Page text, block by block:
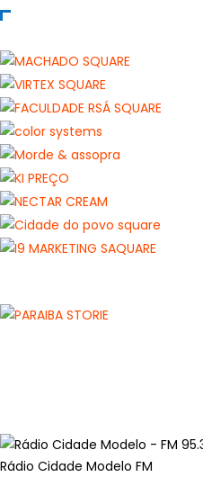
Rádio Cidade Modelo FM